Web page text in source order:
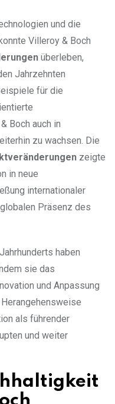
und die
Villeroy & Boch
überleben,
Jahrzehnten
für die
Boch auch in
zu wachsen. Die
zeigte
in neue
internationaler
Präsenz des
haben
sie das
und Anpassung
als führender
und weiter